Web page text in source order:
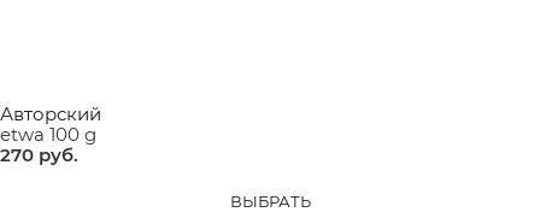
Авторский
etwa 100 g
270 руб.
ВЫБРАТЬ